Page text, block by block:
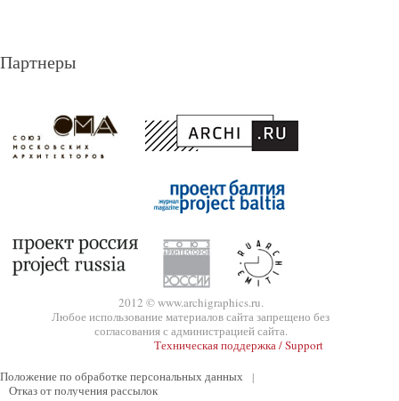
Партнеры
2012 © www.archigraphics.ru.
Любое использование материалов сайта запрещено без
согласования с администрацией сайта.
Техническая поддержка / Support
Положение по обработке персональных данных
|
Отказ от получения рассылок